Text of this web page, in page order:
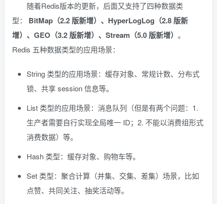
随着Redis版本的更新，后面又支持了四种数据类
型： BitMap（2.2 版新增）、HyperLogLog（2.8 版新
增）、GEO（3.2 版新增）、Stream（5.0 版新增） 。
Redis 五种数据类型的应用场景：
String 类型的应用场景：缓存对象、常规计数、分布式
锁、共享 session 信息等。
List 类型的应用场景：消息队列（但是有两个问题：1.
生产者需要自行实现全局唯一 ID；2. 不能以消费组形式
消费数据）等。
Hash 类型：缓存对象、购物车等。
Set 类型：聚合计算（并集、交集、差集）场景，比如
点赞、共同关注、抽奖活动等。